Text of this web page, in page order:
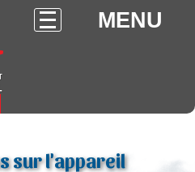
MENU
sur l'appareil